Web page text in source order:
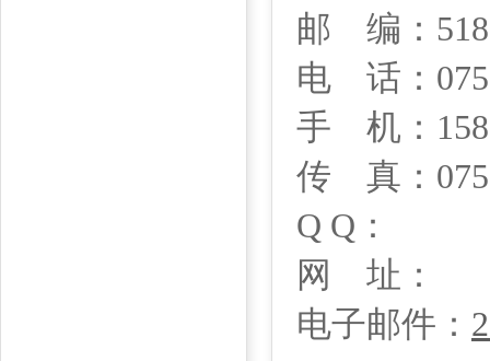
邮 编：
电 话：
手 机：
传 真：
Q Q：
网 址：
电子邮件：